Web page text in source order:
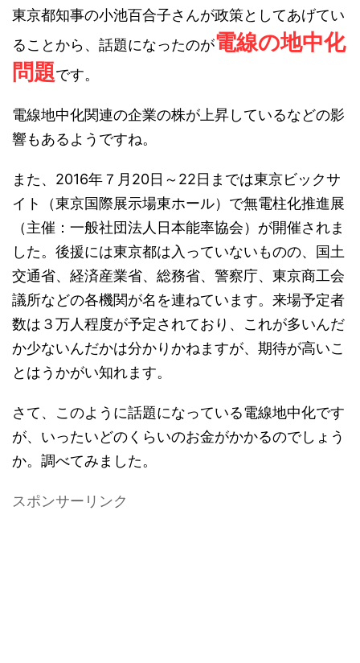
東京都知事の小池百合子さんが政策としてあげてい
ることから、話題になったのが電線の地中化
問題です。
電線地中化関連の企業の株が上昇しているなどの影
響もあるようですね。
また、2016年７月20日～22日までは東京ビックサ
イト（東京国際展示場東ホール）で無電柱化推進展
（主催：一般社団法人日本能率協会）が開催されま
した。後援には東京都は入っていないものの、国土
交通省、経済産業省、総務省、警察庁、東京商工会
議所などの各機関が名を連ねています。来場予定者
数は３万人程度が予定されており、これが多いんだ
か少ないんだかは分かりかねますが、期待が高いこ
とはうかがい知れます。
さて、このように話題になっている電線地中化です
が、いったいどのくらいのお金がかかるのでしょう
か。調べてみました。
スポンサーリンク